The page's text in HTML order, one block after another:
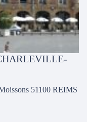
51100 REIMS